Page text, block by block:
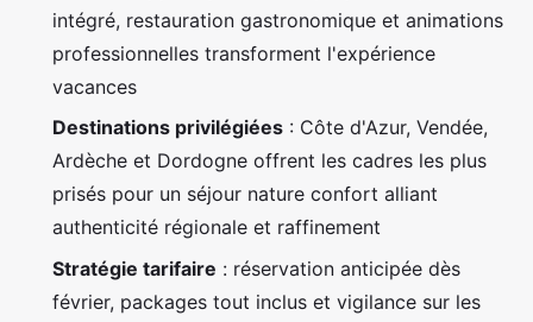
intégré, restauration gastronomique et animations
professionnelles transforment l'expérience
vacances
Destinations privilégiées : Côte d'Azur, Vendée,
Ardèche et Dordogne offrent les cadres les plus
prisés pour un séjour nature confort alliant
authenticité régionale et raffinement
Stratégie tarifaire : réservation anticipée dès
février, packages tout inclus et vigilance sur les